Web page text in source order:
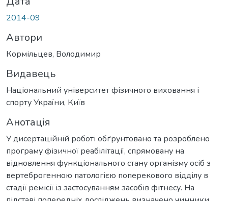
2014-09
Автори
Кормільцев, Володимир
Видавець
Національний університет фізичного виховання і
спорту України, Київ
Анотація
У дисертаційній роботі обґрунтовано та розроблено
програму фізичної реабілітації, спрямовану на
відновлення функціонального стану організму осіб з
вертеброгенною патологією поперекового відділу в
стадії ремісії із застосуванням засобів фітнесу. На